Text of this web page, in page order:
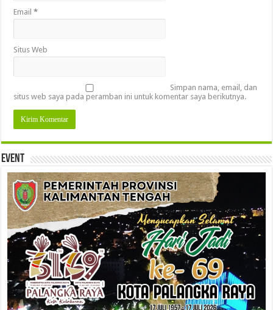
Email*
Situs Web
Simpan nama, email, dan
situs web saya pada peramban ini untuk komentar saya berikutnya.
Event